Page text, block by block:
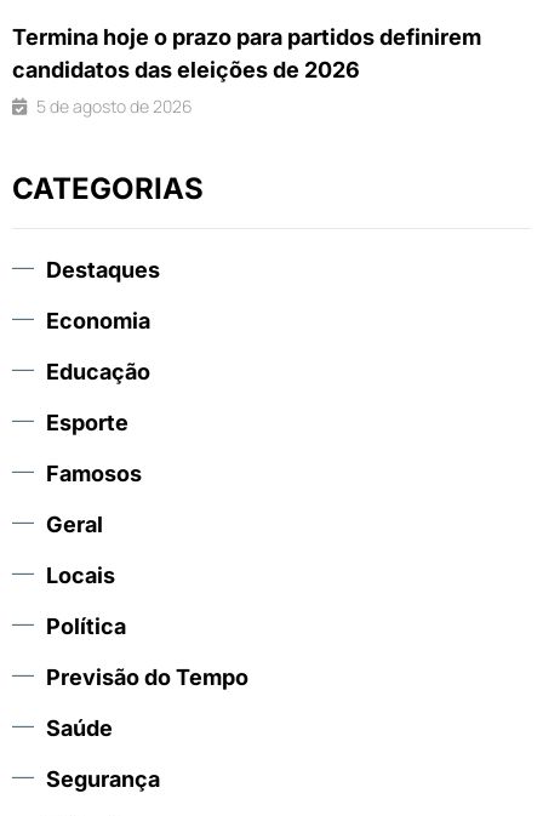
Termina hoje o prazo para partidos definirem
candidatos das eleições de 2026
5 de agosto de 2026
CATEGORIAS
Destaques
Economia
Educação
Esporte
Famosos
Geral
Locais
Política
Previsão do Tempo
Saúde
Segurança